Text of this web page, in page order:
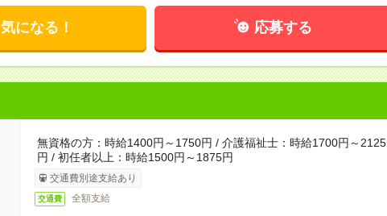
気になる！ 応募する
無資格の方：時給1400円～1750円 / 介護福祉士：時給1700円～2125
円 / 初任者以上：時給1500円～1875円
交通費別途支給あり
交通費 全額支給